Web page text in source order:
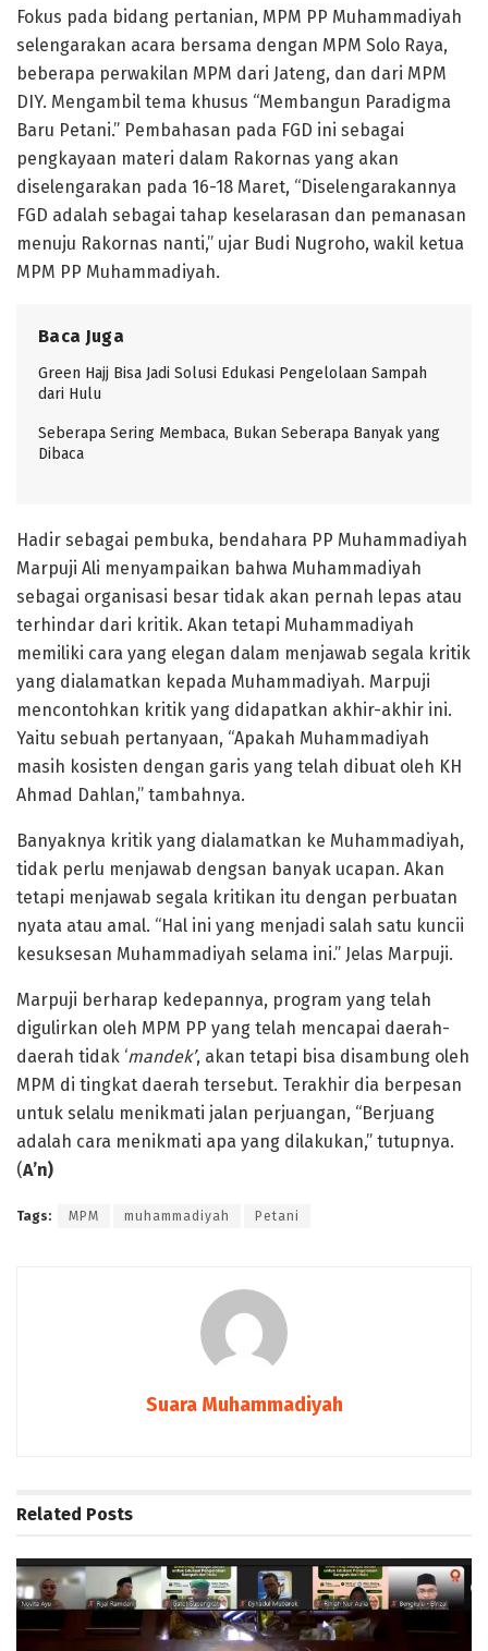
Fokus pada bidang pertanian, MPM PP Muhammadiyah
selengarakan acara bersama dengan MPM Solo Raya,
beberapa perwakilan MPM dari Jateng, dan dari MPM
DIY. Mengambil tema khusus “Membangun Paradigma
Baru Petani.” Pembahasan pada FGD ini sebagai
pengkayaan materi dalam Rakornas yang akan
diselengarakan pada 16-18 Maret, “Diselengarakannya
FGD adalah sebagai tahap keselarasan dan pemanasan
menuju Rakornas nanti,” ujar Budi Nugroho, wakil ketua
MPM PP Muhammadiyah.
Baca Juga
Green Hajj Bisa Jadi Solusi Edukasi Pengelolaan Sampah
dari Hulu
Seberapa Sering Membaca, Bukan Seberapa Banyak yang
Dibaca
Hadir sebagai pembuka, bendahara PP Muhammadiyah
Marpuji Ali menyampaikan bahwa Muhammadiyah
sebagai organisasi besar tidak akan pernah lepas atau
terhindar dari kritik. Akan tetapi Muhammadiyah
memiliki cara yang elegan dalam menjawab segala kritik
yang dialamatkan kepada Muhammadiyah. Marpuji
mencontohkan kritik yang didapatkan akhir-akhir ini.
Yaitu sebuah pertanyaan, “Apakah Muhammadiyah
masih kosisten dengan garis yang telah dibuat oleh KH
Ahmad Dahlan,” tambahnya.
Banyaknya kritik yang dialamatkan ke Muhammadiyah,
tidak perlu menjawab dengsan banyak ucapan. Akan
tetapi menjawab segala kritikan itu dengan perbuatan
nyata atau amal. “Hal ini yang menjadi salah satu kuncii
kesuksesan Muhammadiyah selama ini.” Jelas Marpuji.
Marpuji berharap kedepannya, program yang telah
digulirkan oleh MPM PP yang telah mencapai daerah-
daerah tidak ‘mandek’, akan tetapi bisa disambung oleh
MPM di tingkat daerah tersebut. Terakhir dia berpesan
untuk selalu menikmati jalan perjuangan, “Berjuang
adalah cara menikmati apa yang dilakukan,” tutupnya.
(A’n)
Tags: MPM muhammadiyah Petani
Suara Muhammadiyah
Related Posts